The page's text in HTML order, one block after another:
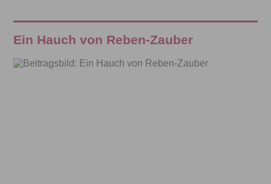
Ein Hauch von Reben-Zauber